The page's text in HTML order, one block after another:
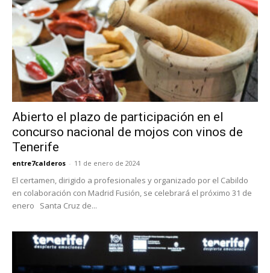
Abierto el plazo de participación en el
concurso nacional de mojos con vinos de
Tenerife
entre7calderos - 11 de enero de 2024
El certamen, dirigido a profesionales y organizado por el Cabildo
en colaboración con Madrid Fusión, se celebrará el próximo 31 de
enero Santa Cruz de...